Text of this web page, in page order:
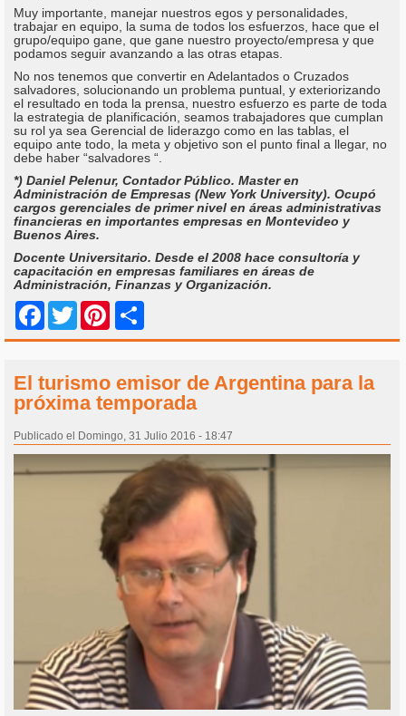
Muy importante, manejar nuestros egos y personalidades,
trabajar en equipo, la suma de todos los esfuerzos, hace que el
grupo/equipo gane, que gane nuestro proyecto/empresa y que
podamos seguir avanzando a las otras etapas.
No nos tenemos que convertir en Adelantados o Cruzados
salvadores, solucionando un problema puntual, y exteriorizando
el resultado en toda la prensa, nuestro esfuerzo es parte de toda
la estrategia de planificación, seamos trabajadores que cumplan
su rol ya sea Gerencial de liderazgo como en las tablas, el
equipo ante todo, la meta y objetivo son el punto final a llegar, no
debe haber “salvadores “.
*) Daniel Pelenur, Contador Público. Master en
Administración de Empresas (New York University). Ocupó
cargos gerenciales de primer nivel en áreas administrativas
financieras en importantes empresas en Montevideo y
Buenos Aires.
Docente Universitario. Desde el 2008 hace consultoría y
capacitación en empresas familiares en áreas de
Administración, Finanzas y Organización.
Facebook
Twitter Pinterest
El turismo emisor de Argentina para la
próxima temporada
Publicado el Domingo, 31 Julio 2016 - 18:47